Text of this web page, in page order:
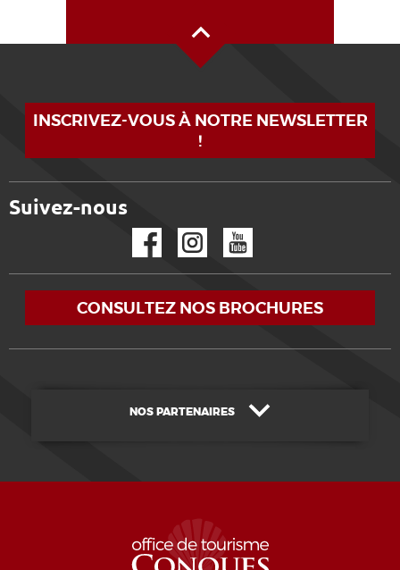
INSCRIVEZ-VOUS À NOTRE NEWSLETTER
!
Suivez-nous
CONSULTEZ NOS BROCHURES
NOS PARTENAIRES